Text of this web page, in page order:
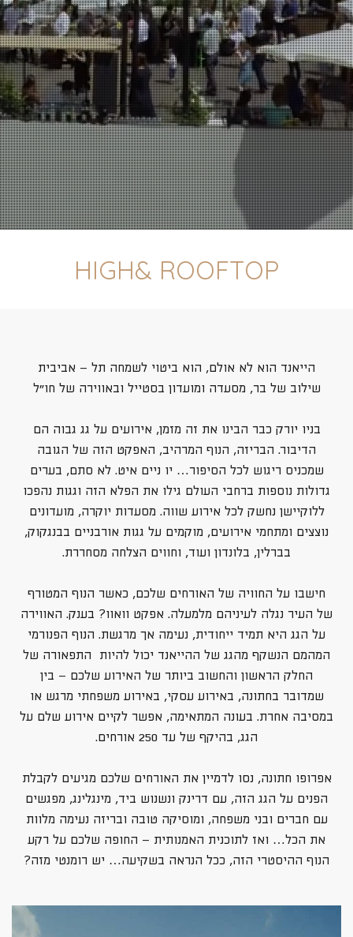
HIGH& ROOFTOP
הייאנד הוא לא אולם, הוא ביטוי לשמחה תל – אביבית
שילוב של בר, מסעדה ומועדון בסטייל ובאווירה של חו״ל
בניו יורק כבר הבינו את זה מזמן, אירועים על גג גבוה הם
הדיבור. הבריזה, הנוף המרהיב, האפקט הזה של הגובה
שמכניס ריגוש לכל הסיפור… יו ניים איט. לא סתם, בערים
גדולות נוספות ברחבי העולם גילו את הפלא הזה וגגות נהפכו
ללוקיישן נחשק לכל אירוע שווה. מסעדות יוקרה, מועדונים
נוצצים ומתחמי אירועים, מוקמים על גגות אורבניים בבנגקוק,
בברלין, בלונדון ועוד, וחווים הצלחה מסחררת.
חישבו על החוויה של האורחים שלכם, כאשר הנוף המטורף
של העיר נגלה לעיניהם מלמעלה. אפקט וואוו? בענק. האווירה
על הגג היא תמיד ייחודית, נעימה אך מרגשת. הנוף הפנורמי
המהמם הנשקף מהגג של ההייאנד יכול להיות התפאורה של
החלק הראשון והחשוב ביותר של האירוע שלכם – בין
שמדובר בחתונה, באירוע עסקי, באירוע משפחתי מרגש או
במסיבה אחרת. בעונה המתאימה, אפשר לקיים אירוע שלם על
הגג, בהיקף של עד 250 אורחים.
אפרופו חתונה, נסו לדמיין את האורחים שלכם מגיעים לקבלת
הפנים על הגג הזה, עם דרינק ונשנוש ביד, מינגלינג, מפגשים
עם חברים ובני משפחה, ומוסיקה טובה ובריזה נעימה מלוות
את הכל… ואז לתוכנית האמנותית – החופה שלכם על רקע
הנוף ההיסטרי הזה, ככל הנראה בשקיעה… יש רומנטי מזה?